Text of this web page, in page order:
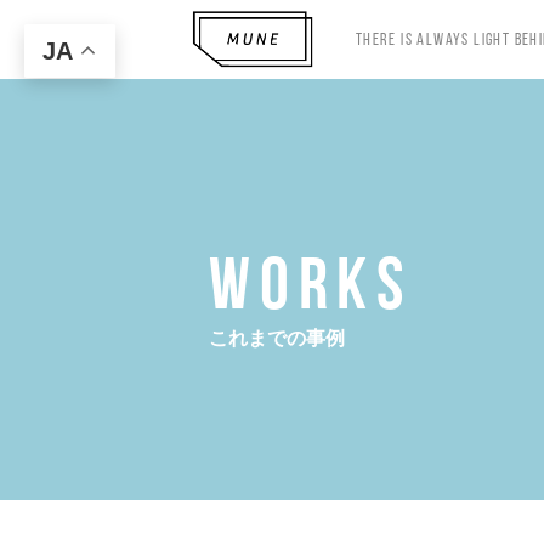
There Is Always Light
WORKS
これまでの事例
JA